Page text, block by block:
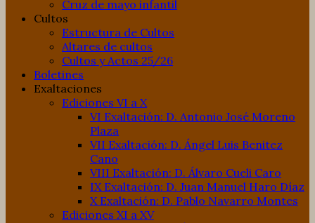
Cruz de mayo infantil
Cultos
Estructura de Cultos
Altares de cultos
Cultos y Actos 25/26
Boletines
Exaltaciones
Ediciones VI a X
VI Exaltación: D. Antonio José Moreno
Plaza
VII Exaltación: D. Ángel Luis Benitez
Cano
VIII Exaltación: D. Álvaro Cueli Caro
IX Exaltación: D. Juan Manuel Haro Díaz
X Exaltación: D. Pablo Navarro Montes
Ediciones XI a XV